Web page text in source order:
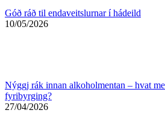
Góð ráð til endaveitslurnar í hádeild
10/05/2026
Nýggj rák innan alkoholmentan – hvat
fyribyrging?
27/04/2026